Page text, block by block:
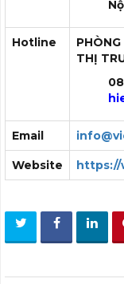
Hotline
THỊ
Email
Website https://